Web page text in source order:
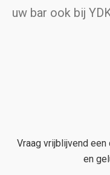
uw bar ook bij
Vraag vrijblijvend
en